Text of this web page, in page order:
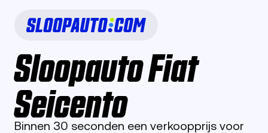
Sloopauto Fiat
Seicento
Binnen 30 seconden een verkoopprijs voor